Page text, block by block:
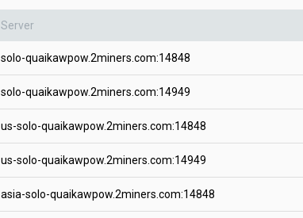
Server
solo-quaikawpow.2miners.com:14848
solo-quaikawpow.2miners.com:14949
us-solo-quaikawpow.2miners.com:14848
us-solo-quaikawpow.2miners.com:14949
asia-solo-quaikawpow.2miners.com:14848